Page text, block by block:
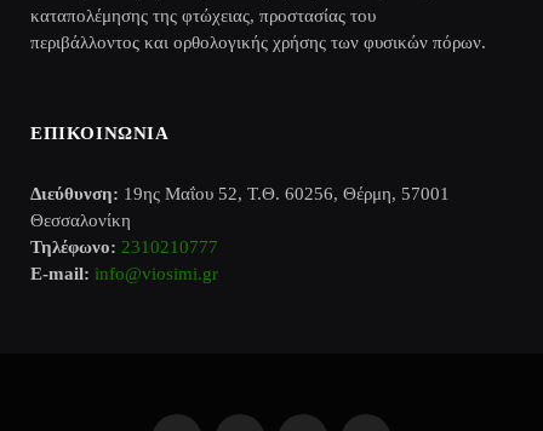
καταπολέμησης της φτώχειας, προστασίας του
περιβάλλοντος και ορθολογικής χρήσης των φυσικών πόρων.
ΕΠΙΚΟΙΝΩΝΙΑ
Διεύθυνση: 19ης Μαΐου 52, Τ.Θ. 60256, Θέρμη, 57001
Θεσσαλονίκη
Τηλέφωνο: 2310210777
E-mail: info@viosimi.gr